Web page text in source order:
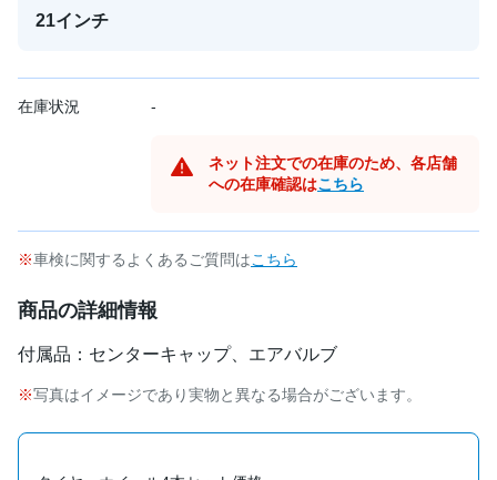
21インチ
在庫状況 -
ネット注文での在庫のため、各店舗
への在庫確認はこちら
車検に関するよくあるご質問はこちら
商品の詳細情報
付属品：センターキャップ、エアバルブ
写真はイメージであり実物と異なる場合がございます。